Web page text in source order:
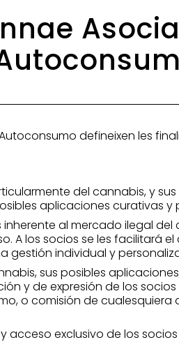
defineixen les
del cannabis, y
aplicaciones curativas y
inherente al mercado ilegal
A los socios se les facilitará
gestión individual y
sus posibles
y de expresión de los
o comisión de
acceso exclusivo de los